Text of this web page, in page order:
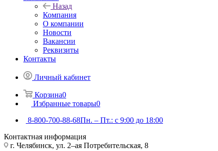
Назад
Компания
О компании
Новости
Вакансии
Реквизиты
Контакты
Личный кабинет
Корзина0
Избранные товары0
8-800-700-88-68Пн. – Пт.: с 9:00 до 18:00
Контактная информация
г. Челябинск, ул. 2–ая Потребительская, 8